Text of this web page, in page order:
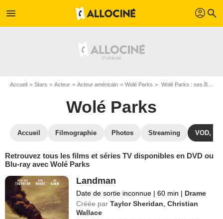
menu profil search
Accueil Stars Acteur Acteur américain Wolé Parks Wolé Parks : ses Blu-Ray, DVD, VOD, SVOD
Wolé Parks
Accueil Filmographie Photos Streaming VOD,
Retrouvez tous les films et séries TV disponibles en DVD ou
Blu-ray avec Wolé Parks
Landman
Date de sortie inconnue | 60 min | Drame
Créée par Taylor Sheridan ,Christian
Wallace